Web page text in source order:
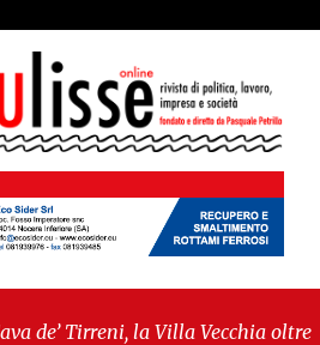
Tirreni, la Villa Vecchia oltre i